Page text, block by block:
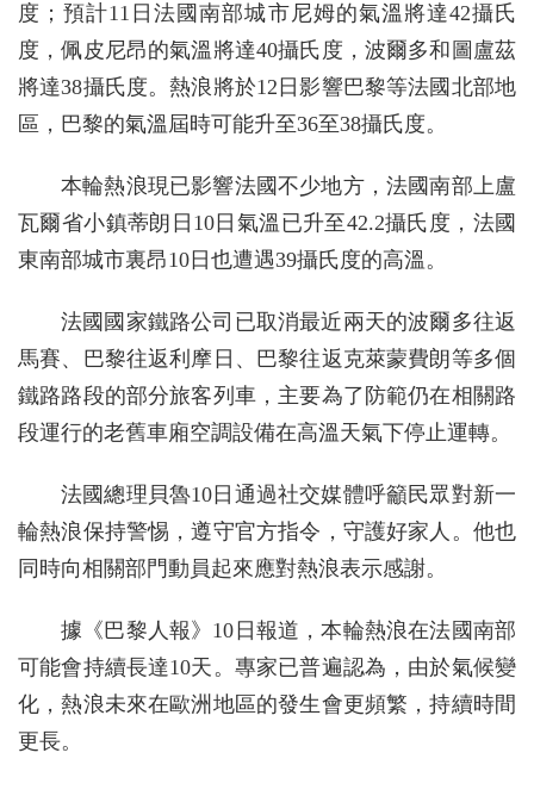
度；預計11日法國南部城市尼姆的氣溫將達42攝氏
度，佩皮尼昂的氣溫將達40攝氏度，波爾多和圖盧茲
將達38攝氏度。熱浪將於12日影響巴黎等法國北部地
區，巴黎的氣溫屆時可能升至36至38攝氏度。
本輪熱浪現已影響法國不少地方，法國南部上盧
瓦爾省小鎮蒂朗日10日氣溫已升至42.2攝氏度，法國
東南部城市裏昂10日也遭遇39攝氏度的高溫。
法國國家鐵路公司已取消最近兩天的波爾多往返
馬賽、巴黎往返利摩日、巴黎往返克萊蒙費朗等多個
鐵路路段的部分旅客列車，主要為了防範仍在相關路
段運行的老舊車廂空調設備在高溫天氣下停止運轉。
法國總理貝魯10日通過社交媒體呼籲民眾對新一
輪熱浪保持警惕，遵守官方指令，守護好家人。他也
同時向相關部門動員起來應對熱浪表示感謝。
據《巴黎人報》10日報道，本輪熱浪在法國南部
可能會持續長達10天。專家已普遍認為，由於氣候變
化，熱浪未來在歐洲地區的發生會更頻繁，持續時間
更長。